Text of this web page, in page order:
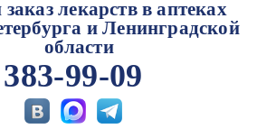
лекарств в аптеках
и Ленинградской
области
383-99-09